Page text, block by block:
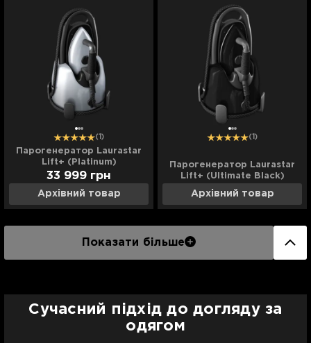
(1)
Парогенератор Laurastar
Lift+ (Platinum)
Архівний товар
33 999 грн
(1)
Парогенератор Laurastar
Lift+ (Ultimate Black)
Архівний товар
Показати більше
Сучасний підхід до догляду за
одягом